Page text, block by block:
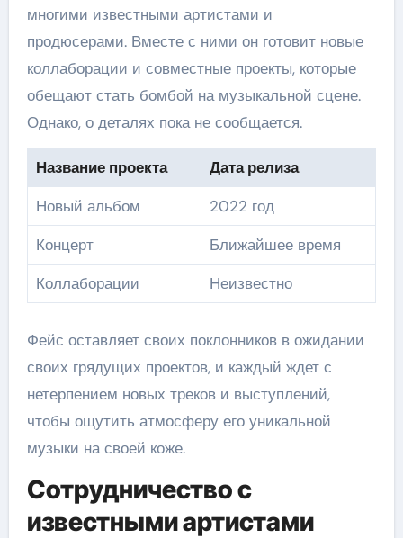
многими известными артистами и
продюсерами. Вместе с ними он готовит новые
коллаборации и совместные проекты, которые
обещают стать бомбой на музыкальной сцене.
Однако, о деталях пока не сообщается.
Название проекта
Дата релиза
Новый альбом
2022 год
Концерт
Ближайшее время
Коллаборации
Неизвестно
Фейс оставляет своих поклонников в ожидании
своих грядущих проектов, и каждый ждет с
нетерпением новых треков и выступлений,
чтобы ощутить атмосферу его уникальной
музыки на своей коже.
Сотрудничество с
известными артистами